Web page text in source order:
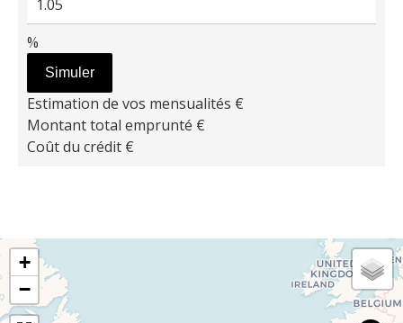
%
Simuler
Estimation de vos mensualités €
Montant total emprunté €
Coût du crédit €
+
−